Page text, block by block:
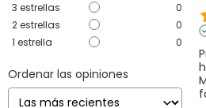
3 estrellas
0
2estrellas
0
1 estrella 0
Ordenar las opiniones